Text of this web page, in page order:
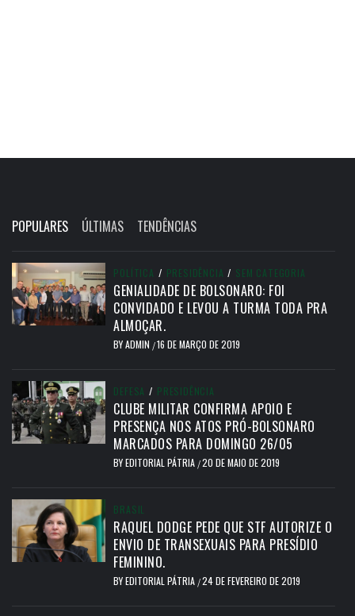
POPULARES ÚLTIMAS TENDÊNCIAS
POLÍTICA / PRESIDÊNCIA / SEM CATEGORIA
GENIALIDADE DE BOLSONARO: FOI
CONVIDADO E LEVOU A TURMA TODA PRA
ALMOÇAR.
BYADMIN /16 DE MARÇO DE 2019
DEFESA / PRESIDÊNCIA
CLUBE MILITAR CONFIRMA APOIO E
PRESENÇA NOS ATOS PRÓ-BOLSONARO
MARCADOS PARA DOMINGO 26/05
BYEDITORIAL PÁTRIA /20 DE MAIO DE 2019
BRASIL
RAQUEL DODGE PEDE QUE STF AUTORIZE O
ENVIO DE TRANSEXUAIS PARA PRESÍDIO
FEMININO.
BYEDITORIAL PÁTRIA /24 DE FEVEREIRO DE 2019